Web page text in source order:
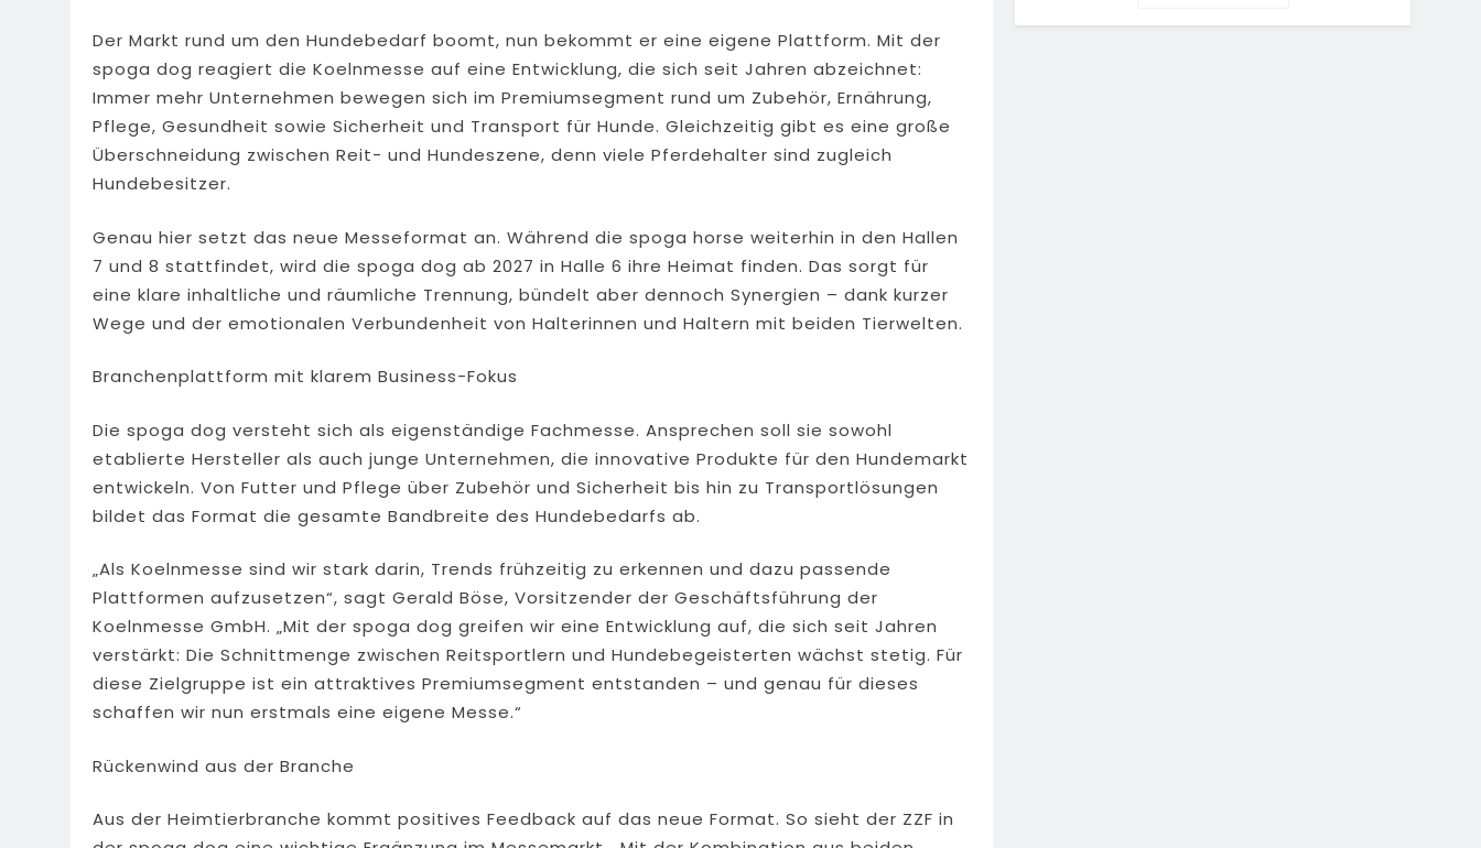
Der Markt rund um den Hundebedarf boomt, nun bekommt er eine eigene Plattform. Mit der
spoga dog reagiert die Koelnmesse auf eine Entwicklung, die sich seit Jahren abzeichnet:
Immer mehr Unternehmen bewegen sich im Premiumsegment rund um Zubehör, Ernährung,
Pflege, Gesundheit sowie Sicherheit und Transport für Hunde. Gleichzeitig gibt es eine große
Überschneidung zwischen Reit- und Hundeszene, denn viele Pferdehalter sind zugleich
Hundebesitzer.
Genau hier setzt das neue Messeformat an. Während die spoga horse weiterhin in den Hallen
7 und 8 stattfindet, wird die spoga dog ab 2027 in Halle 6 ihre Heimat finden. Das sorgt für
eine klare inhaltliche und räumliche Trennung, bündelt aber dennoch Synergien – dank kurzer
Wege und der emotionalen Verbundenheit von Halterinnen und Haltern mit beiden Tierwelten.
Branchenplattform mit klarem Business-Fokus
Die spoga dog versteht sich als eigenständige Fachmesse. Ansprechen soll sie sowohl
etablierte Hersteller als auch junge Unternehmen, die innovative Produkte für den Hundemarkt
entwickeln. Von Futter und Pflege über Zubehör und Sicherheit bis hin zu Transportlösungen
bildet das Format die gesamte Bandbreite des Hundebedarfs ab.
„Als Koelnmesse sind wir stark darin, Trends frühzeitig zu erkennen und dazu passende
Plattformen aufzusetzen“, sagt Gerald Böse, Vorsitzender der Geschäftsführung der
Koelnmesse GmbH. „Mit der spoga dog greifen wir eine Entwicklung auf, die sich seit Jahren
verstärkt: Die Schnittmenge zwischen Reitsportlern und Hundebegeisterten wächst stetig. Für
diese Zielgruppe ist ein attraktives Premiumsegment entstanden – und genau für dieses
schaffen wir nun erstmals eine eigene Messe.“
Rückenwind aus der Branche
Aus der Heimtierbranche kommt positives Feedback auf das neue Format. So sieht der ZZF in